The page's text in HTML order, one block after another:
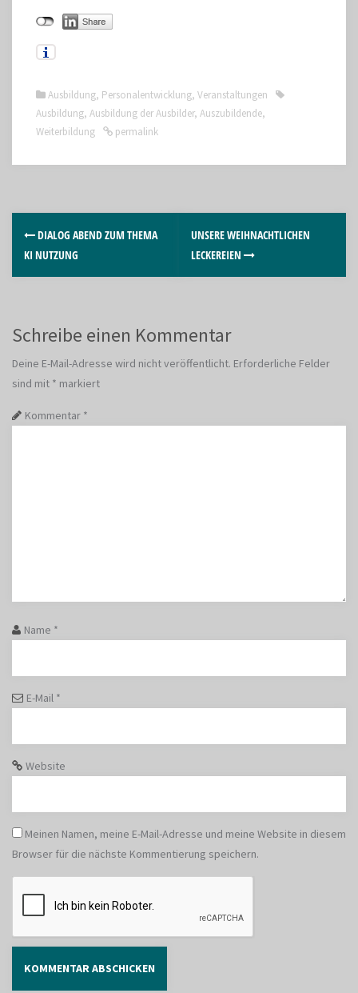
Ausbildung, Personalentwicklung, Veranstaltungen
Ausbildung, Ausbildung der Ausbilder, Auszubildende,
Weiterbildung
permalink
DIALOG ABEND ZUM THEMA
KI NUTZUNG
UNSERE WEIHNACHTLICHEN
LECKEREIEN
Schreibe einen Kommentar
Deine E-Mail-Adresse wird nicht veröffentlicht. Erforderliche Felder
sind mit * markiert
Kommentar *
Name *
E-Mail *
Website
Meinen Namen, meine E-Mail-Adresse und meine Website in diesem
Browser für die nächste Kommentierung speichern.